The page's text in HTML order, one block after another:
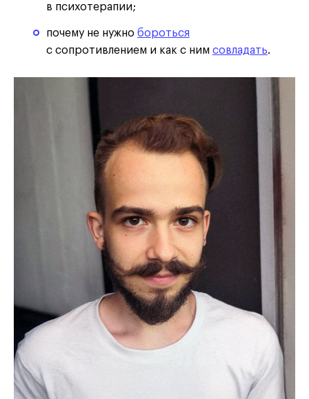
в психотерапии;
почему не нужно бороться
с сопротивлением и как с ним совладать.